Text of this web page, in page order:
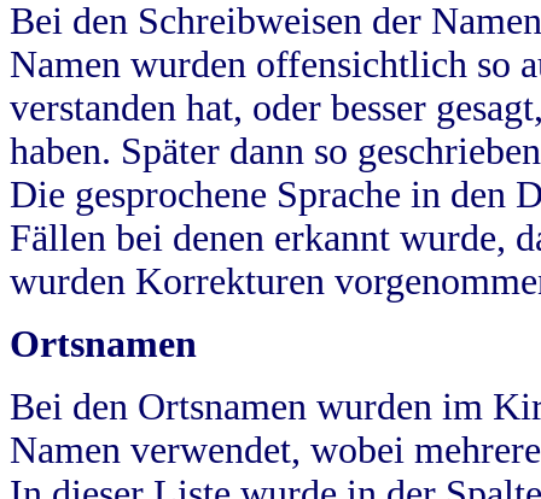
Bei den Schreibweisen der
Namen wurden offensichtlich so
verstanden hat, oder besser
haben. Später dann so
Die gesprochene Sprache in
Fällen bei denen erkannt wurde,
wurden Korrekturen
Ortsnamen
Bei den Ortsnamen wurden im
Namen verwendet, wobei